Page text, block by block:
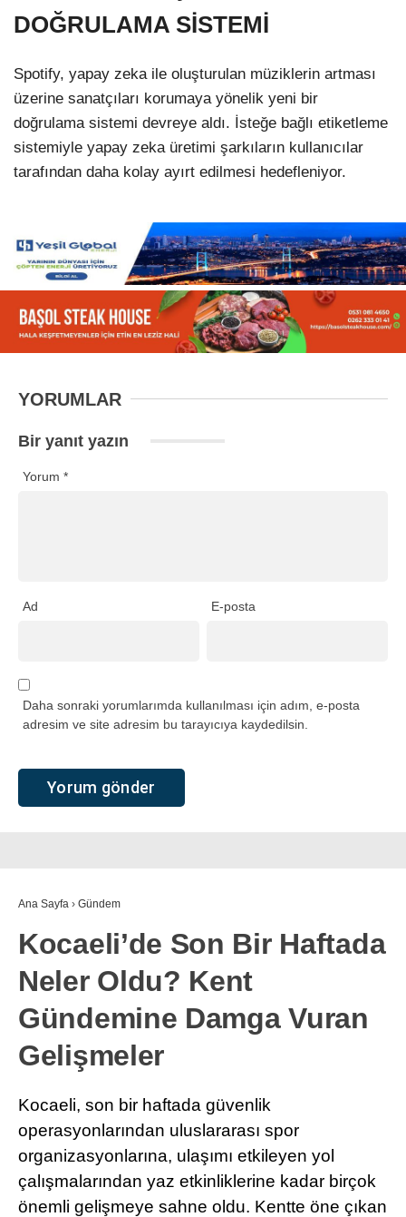
DOĞRULAMA SİSTEMİ
Spotify, yapay zeka ile oluşturulan müziklerin artması
üzerine sanatçıları korumaya yönelik yeni bir
doğrulama sistemi devreye aldı. İsteğe bağlı etiketleme
sistemiyle yapay zeka üretimi şarkıların kullanıcılar
tarafından daha kolay ayırt edilmesi hedefleniyor.
YORUMLAR
Bir yanıt yazın
Yorum *
Ad E-posta
Daha sonraki yorumlarımda kullanılması için adım, e-posta
adresim ve site adresim bu tarayıcıya kaydedilsin.
Ana Sayfa › Gündem
Kocaeli’de Son Bir Haftada
Neler Oldu? Kent
Gündemine Damga Vuran
Gelişmeler
Kocaeli, son bir haftada güvenlik
operasyonlarından uluslararası spor
organizasyonlarına, ulaşımı etkileyen yol
çalışmalarından yaz etkinliklerine kadar birçok
önemli gelişmeye sahne oldu. Kentte öne çıkan